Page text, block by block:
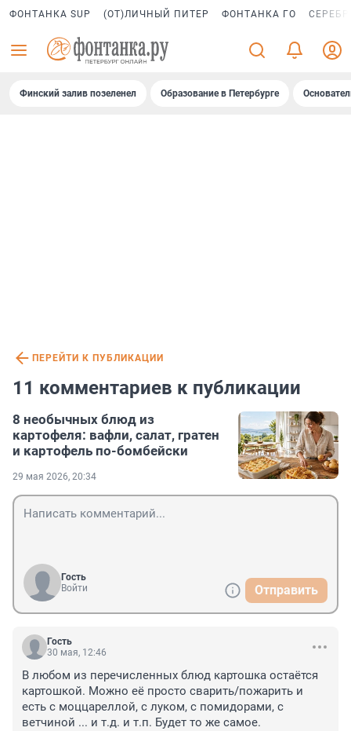
ФОНТАНКА SUP (ОТ)ЛИЧНЫЙ ПИТЕР ФОНТАНКА ГО
Финский залив позеленел Образование в Петербурге
ПЕРЕЙТИ К ПУБЛИКАЦИИ
11 комментариев к публикации
8 необычных блюд из
картофеля: вафли, салат, гратен
и картофель по-бомбейски
29 мая 2026, 20:34
Гость
Войти
Отправить
Гость
30 мая, 12:46
В любом из перечисленных блюд картошка остаётся
картошкой. Можно её просто сварить/пожарить и
есть с моццареллой, с луком, с помидорами, с
ветчиной ... и т.д. и т.п. Будет то же самое.